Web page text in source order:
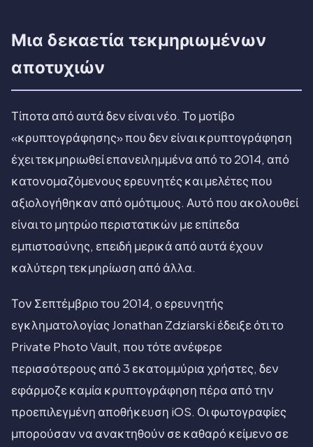
Μια δεκαετία τεκμηριωμένων
αποτυχιών
Τίποτα από αυτά δεν είναι νέο. Το μοτίβο
«κρυπτογράφησης» που δεν είναι κρυπτογράφηση
έχει τεκμηριωθεί επανειλημμένα από το 2014, από
κατονομαζόμενους ερευνητές και μελέτες που
αξιολογήθηκαν από ομότιμους. Αυτό που ακολουθεί
είναι το μητρώο περιστατικών με επίπεδα
εμπιστοσύνης, επειδή μερικά από αυτά έχουν
καλύτερη τεκμηρίωση από άλλα.
Τον Σεπτέμβριο του 2014, ο ερευνητής
εγκληματολογίας Jonathan Zdziarski έδειξε ότι το
Private Photo Vault, που τότε ανέφερε
περισσότερους από 3 εκατομμύρια χρήστες, δεν
εφάρμοζε καμία κρυπτογράφηση πέρα από την
προεπιλεγμένη αποθήκευση iOS. Οι φωτογραφίες
μπορούσαν να ανακτηθούν σε καθαρό κείμενο σε